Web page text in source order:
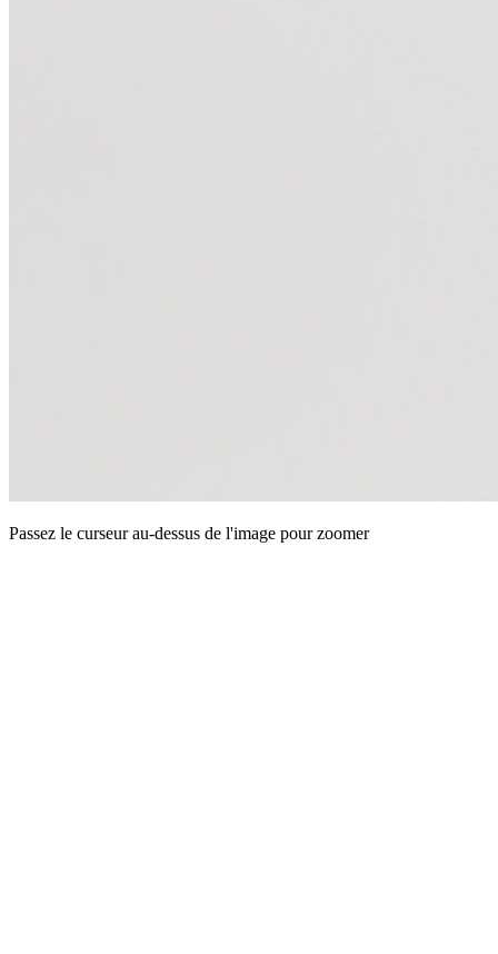
Passez le curseur au-dessus de l'image pour zoomer